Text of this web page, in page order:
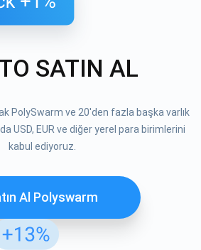
SATIN AL
PolySwarm ve 20'den fazla başka varlık
USD, EUR ve diğer yerel para birimlerini
kabul ediyoruz.
Al Polyswarm